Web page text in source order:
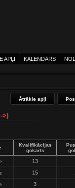
APĻI KALENDĀRS
Ātrākie apļi
>)
Kvalifikācijas
gokarts
13
15
3